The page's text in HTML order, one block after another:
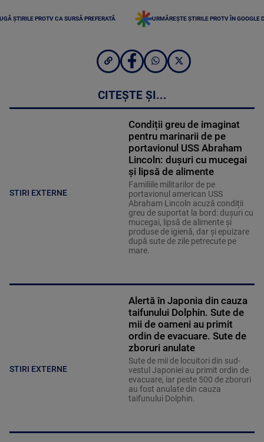
ȘTIRILE PROTV CA SURSĂ PREFERATĂ URMĂREȘTE ȘTIRILE PROTV ÎN GOOGLE
CITEȘTE ȘI...
STIRI EXTERNE
Condiții greu de imaginat
pentru marinarii de pe
portavionul USS Abraham
Lincoln: dușuri cu mucegai
și lipsă de alimente
Familiile militarilor de pe
portavionul american USS
Abraham Lincoln acuză condiții
greu de suportat la bord: dușuri cu
mucegai, lipsă de alimente și
produse de igienă, dar și epuizare
după sute de zile petrecute pe
mare.
STIRI EXTERNE
Alertă în Japonia din cauza
taifunului Dolphin. Sute de
mii de oameni au primit
ordin de evacuare. Sute de
zboruri anulate
Sute de mii de locuitori din sud-
vestul Japoniei au primit ordin de
evacuare, iar peste 500 de zboruri
au fost anulate din cauza
taifunului Dolphin.